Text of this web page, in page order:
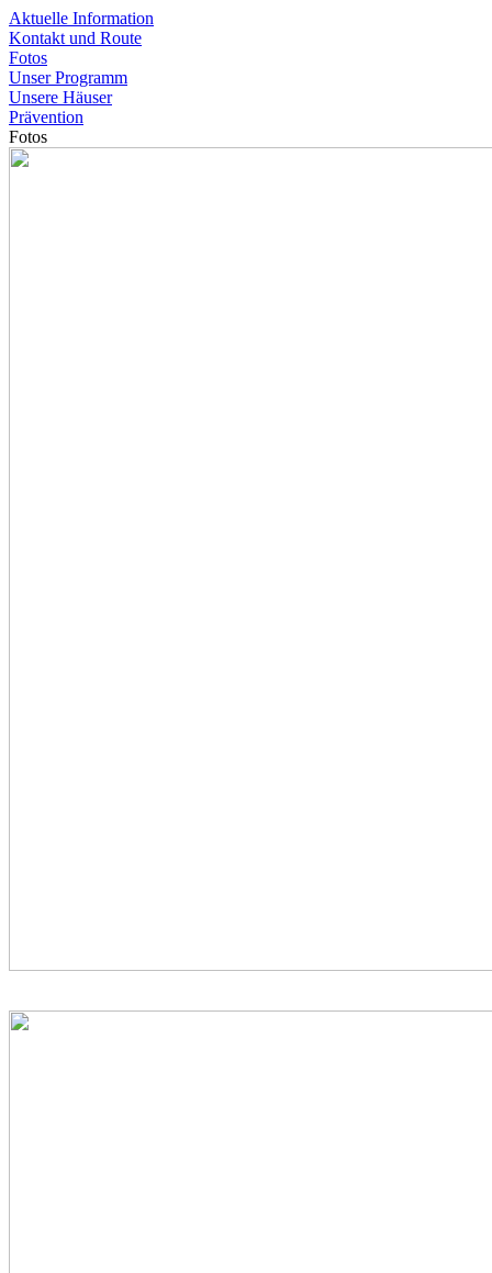
Aktuelle Information
Kontakt und Route
Fotos
Unser Programm
Unsere Häuser
Prävention
Fotos